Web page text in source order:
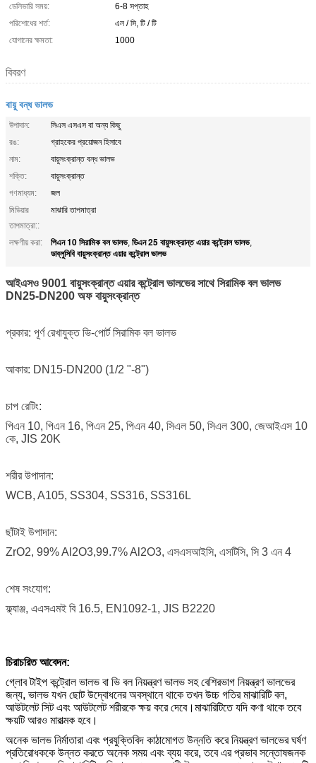
ডেলিভারি সময়:
6-8 সপ্তাহ
পরিশোধের শর্ত:
এল / সি, টি / টি
যোগানের ক্ষমতা:
1000
বিবরণ
বায়ু বন্ধ ভালভ
উপাদান:
সিএস এসএস বা অন্য কিছু
রঙ:
গ্রাহকের প্রয়োজন হিসাবে
নাম:
বায়ুসংক্রান্ত বন্ধ ভালভ
শক্তি:
বায়ুসংক্রান্ত
গণমাধ্যম:
জল
মিডিয়ার
তাপমাত্রা::
মাঝারি তাপমাত্রা
লক্ষণীয় করা: পিএন 10 সিরামিক বল ভালভ, ডিএন 25 বায়ুসংক্রান্ত এয়ার কন্ট্রোল ভালভ,
ডাব্লুসিবি বায়ুসংক্রান্ত এয়ার কন্ট্রোল ভালভ
আইএসও 9001 বায়ুসংক্রান্ত এয়ার কন্ট্রোল ভালভের সাথে সিরামিক বল ভালভ
DN25-DN200 অফ বায়ুসংক্রান্ত
প্রকার: পূর্ণ রেখাযুক্ত ভি-পোর্টসিরামিক বল ভালভ
আকার: DN15-DN200 (1/2 "-8")
চাপ রেটিং:
পিএন 10, পিএন 16, পিএন 25, পিএন 40, সিএল 50, সিএল 300, জেআইএস 10
কে, JIS 20K
শরীর উপাদান:
WCB, A105, SS304, SS316, SS316L
ছাঁটাই উপাদান:
ZrO2, 99% Al2O3,99.7% Al2O3, এসএসআইসি, এসটিসি, সি 3 এন 4
শেষ সংযোগ:
ফ্ল্যাঞ্জ, এএসএমই বি 16.5, EN1092-1, JIS B2220
চিরাচরিত আবেদন:
গ্লোব টাইপ কন্ট্রোল ভালভ বা ভি বল নিয়ন্ত্রণ ভালভ সহ বেশিরভাগ নিয়ন্ত্রণ ভালভের
জন্য, ভালভ যখন ছোট উদ্বোধনের অবস্থানে থাকে তখন উচ্চ গতির মাঝারিটি বল,
আউটলেট সিট এবং আউটলেট শরীরকে ক্ষয় করে দেবে।মাঝারিটিতে যদি কণা থাকে তবে
ক্ষয়টি আরও মারাত্মক হবে।
অনেক ভালভ নির্মাতারা এবং প্রযুক্তিবিদ কাঠামোগত উন্নতি করে নিয়ন্ত্রণ ভালভের ঘর্ষণ
প্রতিরোধককে উন্নত করতে অনেক সময় এবং ব্যয় করে, তবে এর প্রভাব সন্তোষজনক